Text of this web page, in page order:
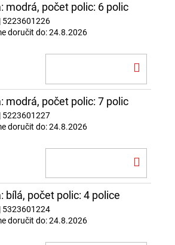
modrá, počet polic: 6 polic
| 5223601226
doručit do:24.8.2026
modrá, počet polic: 7 polic
| 5223601227
doručit do:24.8.2026
bílá, počet polic: 4 police
| 5323601224
doručit do:24.8.2026